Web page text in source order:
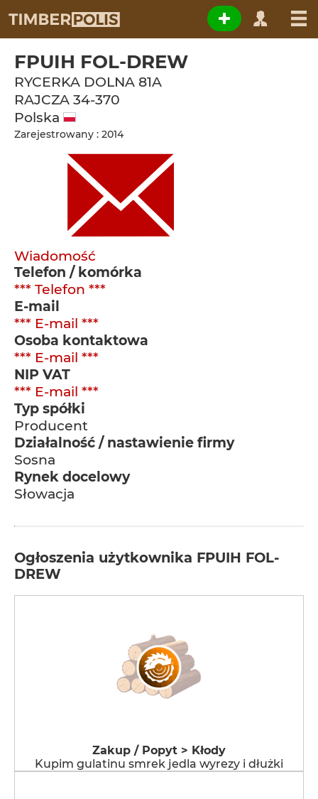
FPUIH FOL-DREW
RYCERKA DOLNA 81A
RAJCZA 34-370
Polska
Zarejestrowany : 2014
Wiadomość
Telefon / komórka
*** Telefon ***
E-mail
*** E-mail ***
Osoba kontaktowa
*** E-mail ***
NIP VAT
*** E-mail ***
Typ spółki
Producent
Działalność / nastawienie firmy
Sosna
Rynek docelowy
Słowacja
Ogłoszenia użytkownika FPUIH FOL-
DREW
Zakup / Popyt > Kłody
Kupim gulatinu smrek jedla wyrezy i dłużki